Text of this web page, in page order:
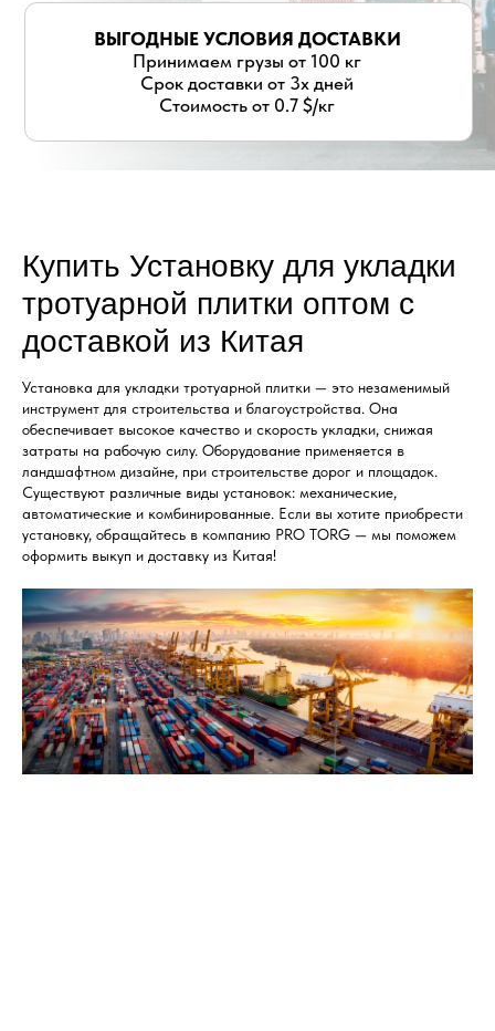
Купить Установку для укладки
тротуарной плитки оптом с
доставкой из Китая
Установка для укладки тротуарной плитки — это незаменимый
инструмент для строительства и благоустройства. Она
обеспечивает высокое качество и скорость укладки, снижая
затраты на рабочую силу. Оборудование применяется в
ландшафтном дизайне, при строительстве дорог и площадок.
Существуют различные виды установок: механические,
автоматические и комбинированные. Если вы хотите приобрести
установку, обращайтесь в компанию PRO TORG — мы поможем
оформить выкуп и доставку из Китая!